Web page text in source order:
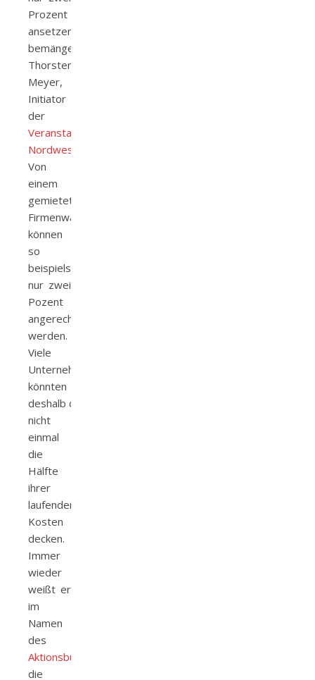
Prozent
ansetzen“,
bemängelt
Thorsten
Meyer,
Initiator
der
Veranstaltungswirtschaft
Nordwest
Von
einem
gemieteten
Firmenwagen
können
so
beispielsweise
nur zwei
Pozent
angerechnet
werden.
Viele
Unternehmen
könnten
deshalb damit
nicht
einmal
die
Hälfte
ihrer
laufenden
Kosten
decken.
Immer
wieder
weißt er
im
Namen
des
Aktionsbündis #AlarmstufeRot
die